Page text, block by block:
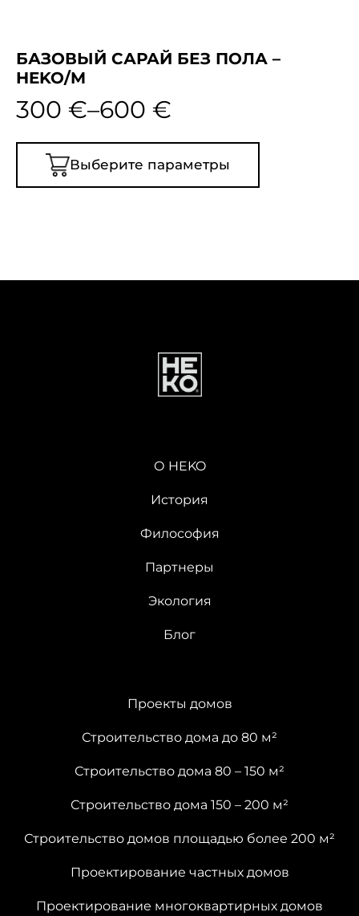
БАЗОВЫЙ САРАЙ БЕЗ ПОЛА –
HEKO/M
300 €–600 €
Выберите параметры
О HEKO
История
Философия
Партнеры
Экология
Блог
Проекты домов
Строительство дома до 80 м²
Строительство дома 80 – 150 м²
Строительство дома 150 – 200 м²
Строительство домов площадью более 200 м²
Проектирование частных домов
Проектирование многоквартирных домов